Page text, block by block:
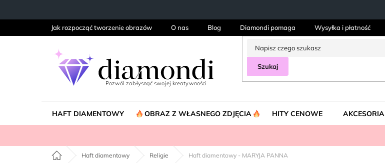
Jak rozpocząć tworzenie obrazów O nas Blog Diamondi pomaga Wysyłka i płatność
Szukaj
HAFT DIAMENTOWY OBRAZ Z WŁASNEGO ZDJĘCIA HITY CENOWE AKCESORIA
Home Haft diamentowy Religie Haft diamentowy - MARYJA PANNA